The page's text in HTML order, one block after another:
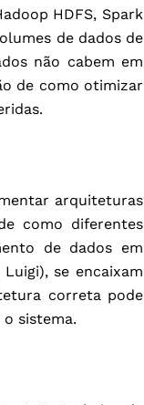
HDFS, Spark
de dados de
não cabem em
de como otimizar
arquiteturas
como diferentes
de dados em
se encaixam
correta pode
sistema.